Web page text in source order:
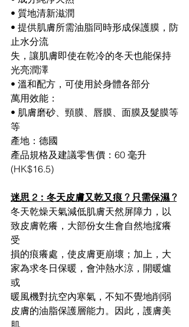
• 質地清新滋潤
• 提供肌膚所需油脂同時形成保護膜，防
止水分流
失，讓肌膚即使在乾冷的冬天也能保持
光亮潤澤
• 溫和配方，可使用於身體各部分
萬用效能：
• 肌膚磨砂、頸膜、唇膜、面膜及髮膜等
等
產地：德國
產品規格及建議零售價：60 毫升
(HK$16.5)
迷思 2：冬天皮膚又乾又痕 ? 只需保濕 ?
冬天乾燥天氣減低肌膚天然屏障力，以
致皮膚乾癢，大部份女生會自然地搲癢
受
損的痕癢處，使皮膚更崩壞；加上，大
家為求冬日保暖，會沖熱水涼，開暖爐
或
暖風機對抗空內寒氣，不知不覺地削弱
皮膚的油脂保護層能力。因此，護膚美